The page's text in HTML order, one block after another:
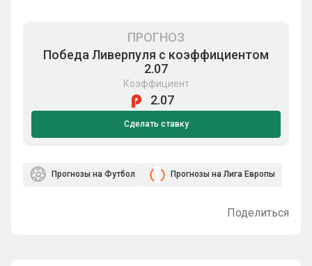
ПРОГНОЗ
Победа Ливерпуля с коэффициентом
2.07
Коэффициент
2.07
Сделать ставку
Прогнозы на Футбол Прогнозы на Лига Европы
Поделиться